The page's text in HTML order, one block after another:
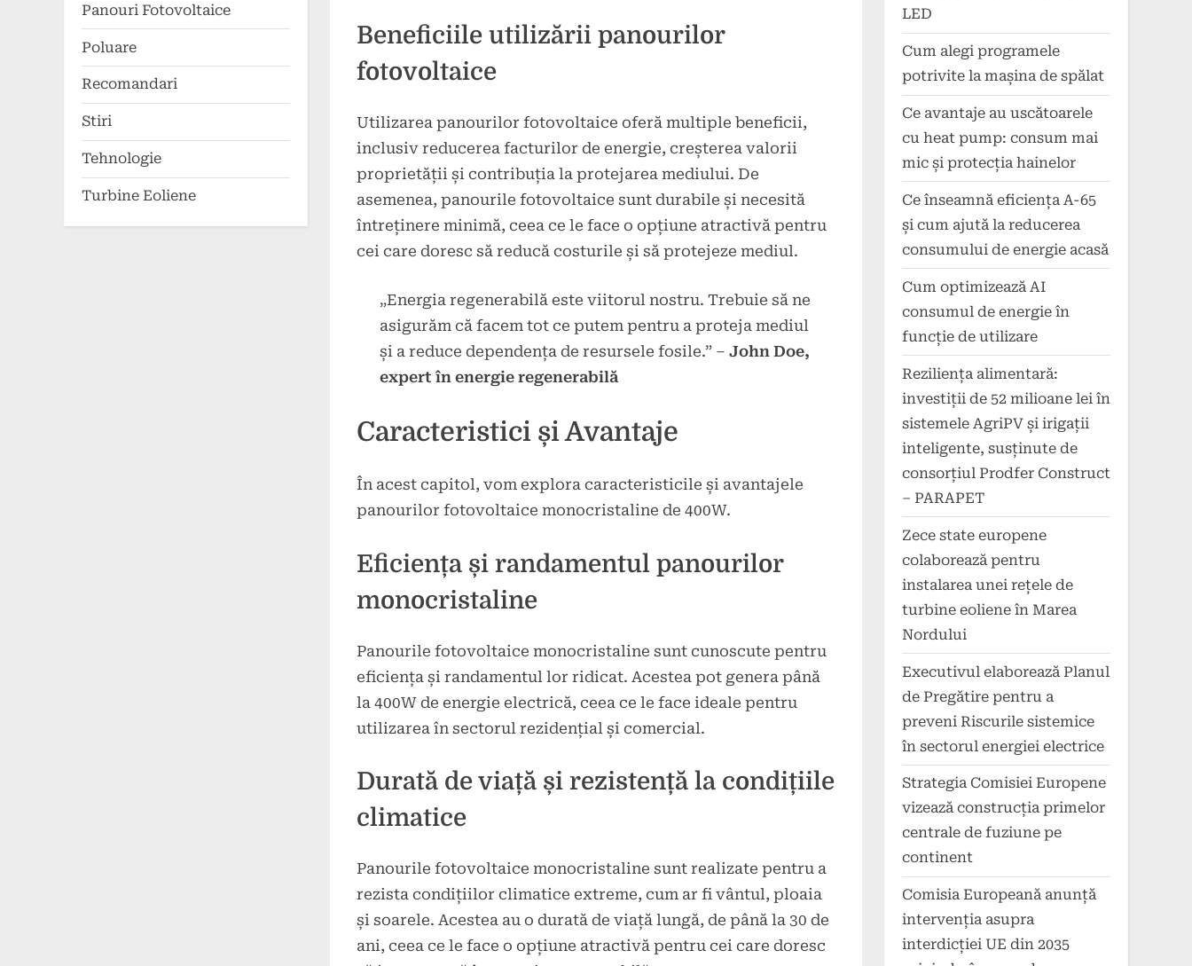
Beneficiile utilizării panourilor
fotovoltaice
Utilizarea panourilor fotovoltaice oferă multiple beneficii,
inclusiv reducerea facturilor de energie, creșterea valorii
proprietății și contribuția la protejarea mediului. De
asemenea, panourile fotovoltaice sunt durabile și necesită
întreținere minimă, ceea ce le face o opțiune atractivă pentru
cei care doresc să reducă costurile și să protejeze mediul.
„Energia regenerabilă este viitorul nostru. Trebuie să ne
asigurăm că facem tot ce putem pentru a proteja mediul
și a reduce dependența de resursele fosile.” – John Doe,
expert în energie regenerabilă
Caracteristici și Avantaje
În acest capitol, vom explora caracteristicile și avantajele
panourilor fotovoltaice monocristaline de 400W.
Eficiența și randamentul panourilor
monocristaline
Panourile fotovoltaice monocristaline sunt cunoscute pentru
eficiența și randamentul lor ridicat. Acestea pot genera până
la 400W de energie electrică, ceea ce le face ideale pentru
utilizarea în sectorul rezidențial și comercial.
Durată de viață și rezistență la condițiile
climatice
Panourile fotovoltaice monocristaline sunt realizate pentru a
rezista condițiilor climatice extreme, cum ar fi vântul, ploaia
și soarele. Acestea au o durată de viață lungă, de până la 30 de
ani, ceea ce le face o opțiune atractivă pentru cei care doresc
Panouri Fotovoltaice
Poluare
Recomandari
Stiri
Tehnologie
Turbine Eoliene
LED
Cum alegi programele
potrivite la mașina de spălat
Ce avantaje au uscătoarele
cu heat pump: consum mai
mic și protecția hainelor
Ce înseamnă eficiența A-65
și cum ajută la reducerea
consumului de energie acasă
Cum optimizează AI
consumul de energie în
funcție de utilizare
Reziliența alimentară:
investiții de 52 milioane lei în
sistemele AgriPV și irigații
inteligente, susținute de
consorțiul Prodfer Construct
– PARAPET
Zece state europene
colaborează pentru
instalarea unei rețele de
turbine eoliene în Marea
Nordului
Executivul elaborează Planul
de Pregătire pentru a
preveni Riscurile sistemice
în sectorul energiei electrice
Strategia Comisiei Europene
vizează construcția primelor
centrale de fuziune pe
continent
Comisia Europeană anunță
intervenția asupra
interdicției UE din 2035